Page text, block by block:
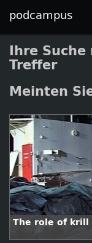
podcampus
Ihre Suche
Treffer
Meinten
The role of krill